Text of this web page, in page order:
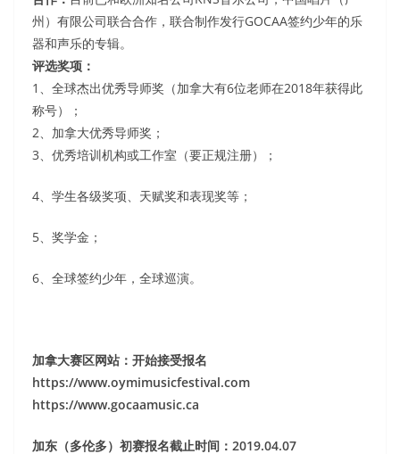
州）有限公司联合合作，联合制作发行GOCAA签约少年的乐
器和声乐的专辑。
评选奖项：
1、全球杰出优秀导师奖（加拿大有6位老师在2018年获得此
称号）；
2、加拿大优秀导师奖；
3、优秀培训机构或工作室（要正规注册）；
4、学生各级奖项、天赋奖和表现奖等；
5、奖学金；
6、全球签约少年，全球巡演。
加拿大赛区网站：开始接受报名
https://www.oymimusicfestival.com
https://www.gocaamusic.ca
加东（多伦多）初赛报名截止时间：2019.04.07